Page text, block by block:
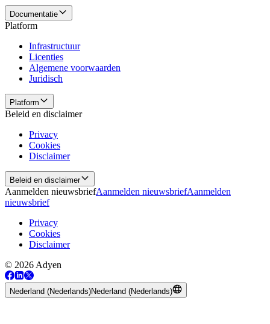
Documentatie
Platform
Infrastructuur
Licenties
Algemene voorwaarden
Juridisch
Platform
Beleid en disclaimer
Privacy
Cookies
Disclaimer
Beleid en disclaimer
Aanmelden nieuwsbriefAanmelden nieuwsbriefAanmelden
nieuwsbrief
Privacy
Cookies
Disclaimer
© 2026 Adyen
Nederland (Nederlands)Nederland (Nederlands)